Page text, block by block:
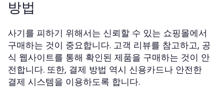
방법
사기를 피하기 위해서는 신뢰할 수 있는 쇼핑몰에서
구매하는 것이 중요합니다. 고객 리뷰를 참고하고, 공
식 웹사이트를 통해 확인된 제품을 구매하는 것이 안
전합니다. 또한, 결제 방법 역시 신용카드나 안전한
결제 시스템을 이용하도록 합니다.